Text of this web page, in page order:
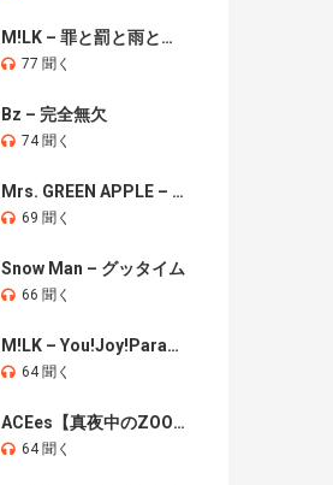
M!LK – 罪と罰と雨とキス
77 聞く
Bz – 完全無欠
74 聞く
Mrs. GREEN APPLE – Brand New
69 聞く
Snow Man – グッタイム
66 聞く
M!LK – You!Joy!Parade!
64 聞く
ACEes【真夜中のZOO】
64 聞く